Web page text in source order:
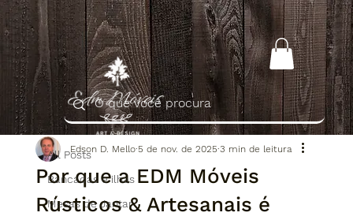
All Posts
Bancadas e ilhas
Mesas de Jantar
All Posts
Por que a EDM Móveis
Rústicos & Artesanais é
Edson D. Mello 5 de nov. de 2025 3 min de leitura